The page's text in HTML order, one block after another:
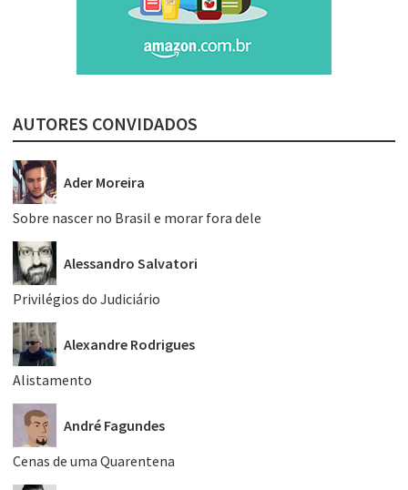
AUTORES CONVIDADOS
Ader Moreira
Sobre nascer no Brasil e morar fora dele
Alessandro Salvatori
Privilégios do Judiciário
Alexandre Rodrigues
Alistamento
André Fagundes
Cenas de uma Quarentena